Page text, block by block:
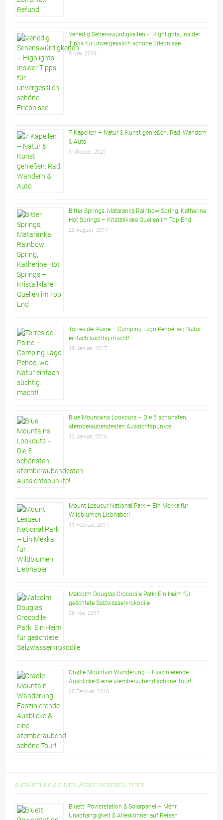
Venedig Sehenswürdigkeiten – Highlights, Insider
Tipps für unvergesslich schöne Erlebnisse
5 Mai, 2019
7 Kapellen – Natur & Kunst genießen: Rad, Wandern
& Auto
3 Oktober, 2021
Bitter Springs, Mataranka Rainbow Spring, Katherine
Hot Springs – Kristallklare Quellen im Top End
20 August, 2017
Torres del Paine – Camping Lago Pehoé, wo Natur
einfach süchtig macht!
19 Januar, 2017
Blue Mountains Lookouts – Die 5 schönsten,
atemberaubendesten Aussichtspunkte!
12 Januar, 2016
Mount Lesueur National Park – Ein Mekka für
Wildblumen Liebhaber!
11 Februar, 2017
Malcolm Douglas Crocodile Park: Ein Heim für
geächtete Salzwasserkrokodile
26 Mai, 2017
Cradle Mountain Wanderung – Faszinierende
Ausblicke & eine atemberaubend schöne Tour!
25 Februar, 2016
AUSRÜSTUNG & ZUVERLÄSSIGE REISEBEGLEITER
Bluetti Powerstation & Solarpanel – Mehr
Unabhängigkeit & Alleskönner auf Reisen